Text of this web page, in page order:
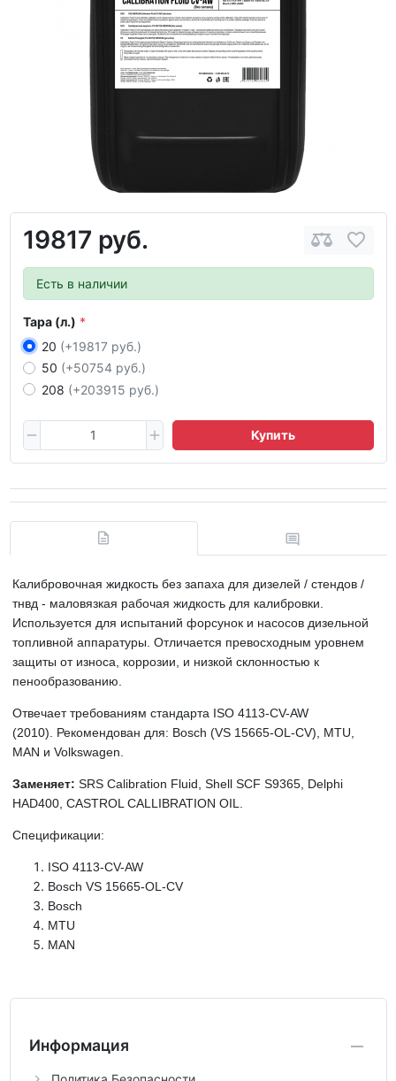
19817 руб.
Есть в наличии
Тара (л.)
20 (+19817 руб.)
50 (+50754 руб.)
208 (+203915 руб.)
Купить
Калибровочная жидкость без запаха для дизелей / стендов /
тнвд - маловязкая рабочая жидкость для калибровки.
Используется для испытаний форсунок и насосов дизельной
топливной аппаратуры. Отличается превосходным уровнем
защиты от износа, коррозии, и низкой склонностью к
пенообразованию.
Отвечает требованиям стандарта ISO 4113-CV-AW
(2010). Рекомендован для: Bosch (VS 15665-OL-CV), MTU,
MAN и Volkswagen.
Заменяет: SRS Calibration Fluid, Shell SCF S9365, Delphi
HAD400, CASTROL CALLIBRATION OIL.
Спецификации:
ISO 4113-CV-AW
Bosch VS 15665-OL-CV
Bosch
MTU
MAN
Информация